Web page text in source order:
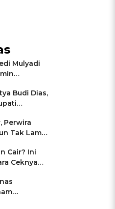
Mulyadi
Budi Dias,
Perwira
Tak Lama
Cair? Ini
Ceknya
Pakansari